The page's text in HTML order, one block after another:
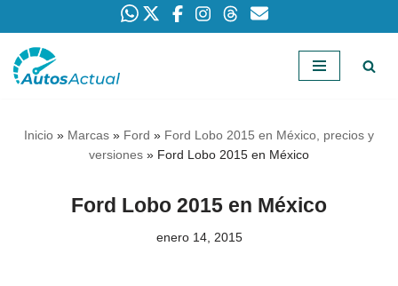
Saltar
Inicio » Marcas » Ford » Ford Lobo 2015 en México, precios y
versiones » Ford Lobo 2015 en México
Ford Lobo 2015 en México
enero 14, 2015